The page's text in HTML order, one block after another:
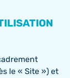
le « Site ») et